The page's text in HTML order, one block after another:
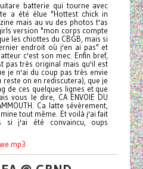
batterie qui tourne avec
a été élue "Hottest chick in
mais au vu des photos t'as
version "mon corps compte
les chiottes du CBGB, mais si
endroit où j'en ai pas" et
c'est son mec. Enfin bref,
pas très original mais qu'il est
je n'ai du coup pas très envie
on en rediscutera), que je
de ces quelques lignes et que
vous le dire, CA ENVOIE DU
Ca latte sévèrement,
tout même. Et voilà j'ai fait
j'ai été convaincu, oups